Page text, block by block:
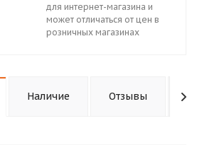
для интернет-магазина и
может отличаться от цен в
розничных магазинах
Наличие Отзывы